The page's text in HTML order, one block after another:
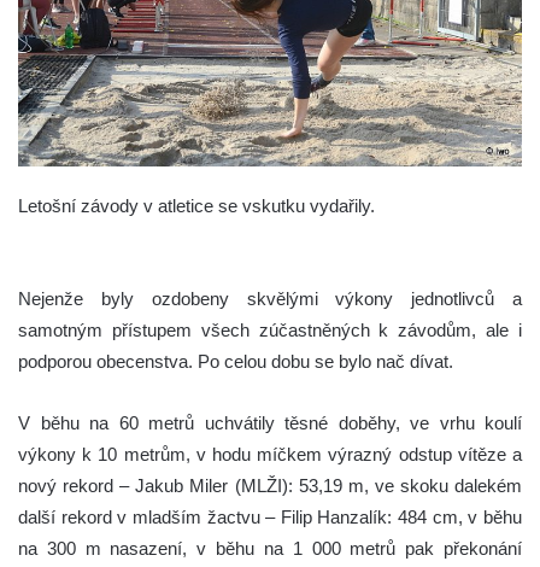
Letošní závody v atletice se vskutku vydařily.
Nejenže byly ozdobeny skvělými výkony jednotlivců a
samotným přístupem všech zúčastněných k závodům, ale i
podporou obecenstva. Po celou dobu se bylo nač dívat.
V běhu na 60 metrů uchvátily těsné doběhy, ve vrhu koulí
výkony k 10 metrům, v hodu míčkem výrazný odstup vítěze a
nový rekord – Jakub Miler (MLŽI): 53,19 m, ve skoku dalekém
další rekord v mladším žactvu – Filip Hanzalík: 484 cm, v běhu
na 300 m nasazení, v běhu na 1 000 metrů pak překonání